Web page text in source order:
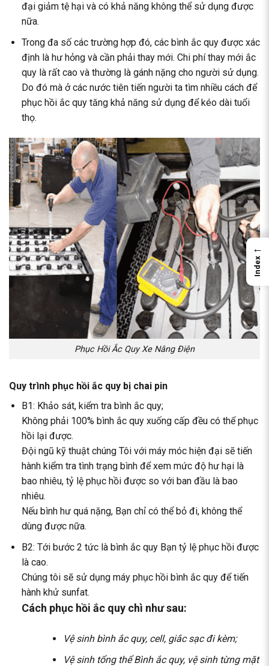
đại giảm tệ hại và có khả năng không thể sử dụng được
nữa.
Trong đa số các trường hợp đó, các bình ắc quy được xác
định là hư hỏng và cần phải thay mới. Chi phí thay mới ắc
quy là rất cao và thường là gánh nặng cho người sử dụng.
Do đó mà ở các nước tiên tiến người ta tìm nhiều cách để
phục hồi ắc quy tăng khả năng sử dụng để kéo dài tuổi
thọ.
Phục Hồi Ắc Quy Xe Nâng Điện
Quy trình phục hồi ắc quy bị chai pin
B1: Khảo sát, kiểm tra bình ắc quy;
Không phải 100% bình ắc quy xuống cấp đều có thể phục
hồi lại được.
Đội ngũ kỹ thuật chúng Tôi với máy móc hiện đại sẽ tiến
hành kiểm tra tình trạng bình để xem mức độ hư hại là
bao nhiêu, tỷ lệ phục hồi được so với ban đầu là bao
nhiêu.
Nếu bình hư quá nặng, Bạn chỉ có thể bỏ đi, không thể
dùng được nữa.
B2: Tới bước 2 tức là bình ắc quy Bạn tỷ lệ phục hồi được
là cao.
Chúng tôi sẽ sử dụng máy phục hồi bình ắc quy để tiến
hành khử sunfat.
Cách phục hồi ắc quy chì như sau:
Vệ sinh bình ắc quy, cell, giắc sạc đi kèm;
Vệ sinh tổng thể Bình ắc quy, vệ sinh từng mặt
←
Index